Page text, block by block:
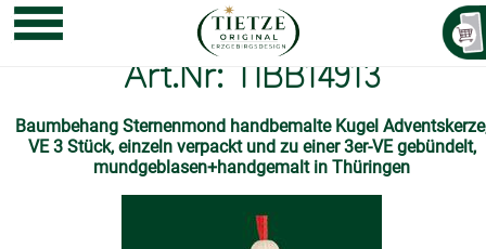
Art.Nr: TIBB14913
Baumbehang Sternenmond handbemalte Kugel
VE 3 Stück, einzeln verpackt und zu einer 3er-VE gebündelt,
mundgeblasen+handgemalt in Thüringen